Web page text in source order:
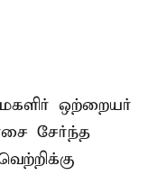
ஒற்றையர்
சேர்ந்த